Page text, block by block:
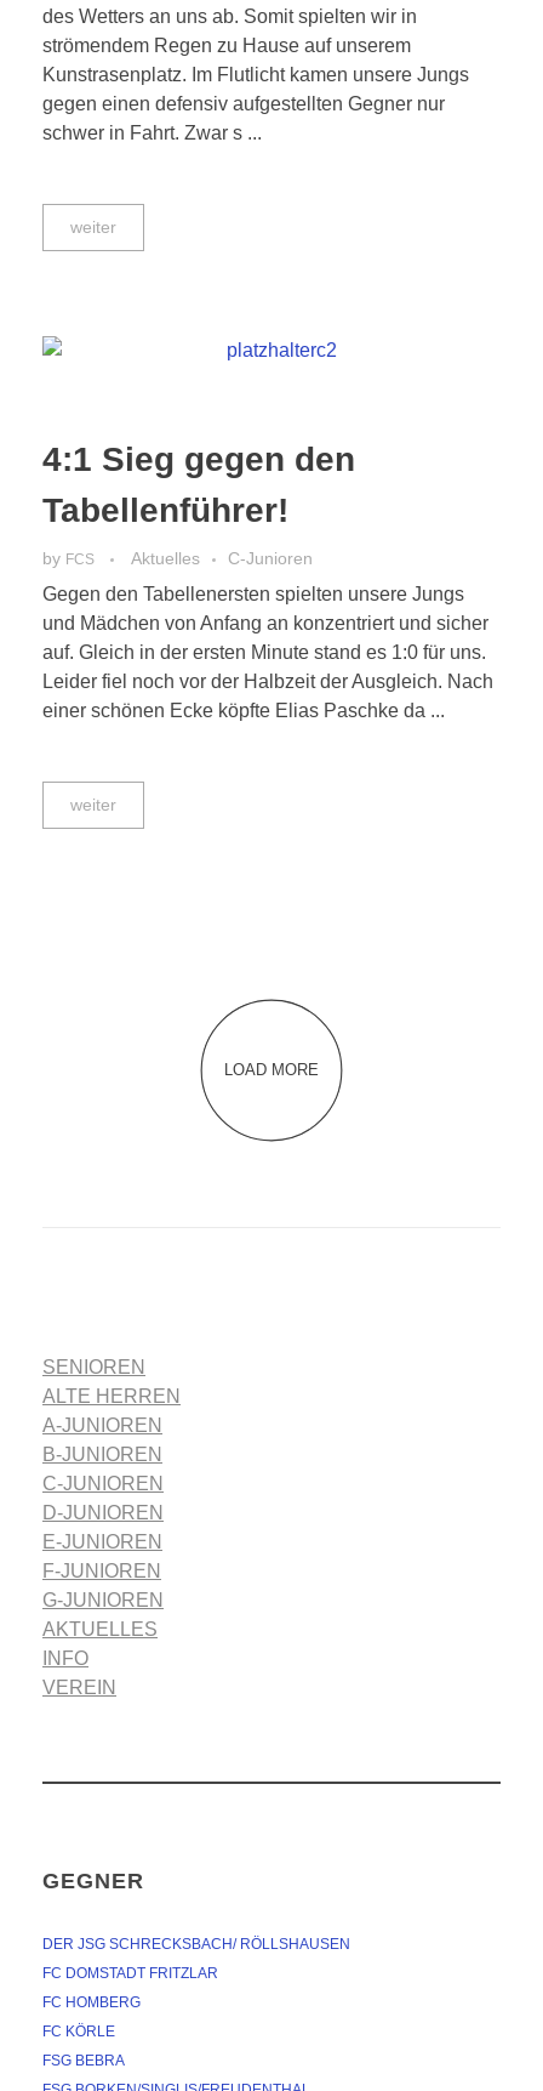
des Wetters an uns ab. Somit spielten wir in
strömendem Regen zu Hause auf unserem
Kunstrasenplatz. Im Flutlicht kamen unsere Jungs
gegen einen defensiv aufgestellten Gegner nur
schwer in Fahrt. Zwar s ...
weiter
4:1 Sieg gegen den
Tabellenführer!
by FCS Aktuelles C-Junioren
Gegen den Tabellenersten spielten unsere Jungs
und Mädchen von Anfang an konzentriert und sicher
auf. Gleich in der ersten Minute stand es 1:0 für uns.
Leider fiel noch vor der Halbzeit der Ausgleich. Nach
einer schönen Ecke köpfte Elias Paschke da ...
weiter
LOAD MORE
SENIOREN
ALTE HERREN
A-JUNIOREN
B-JUNIOREN
C-JUNIOREN
D-JUNIOREN
E-JUNIOREN
F-JUNIOREN
G-JUNIOREN
AKTUELLES
INFO
VEREIN
GEGNER
DER JSG SCHRECKSBACH/ RÖLLSHAUSEN
FC DOMSTADT FRITZLAR
FC HOMBERG
FC KÖRLE
FSG BEBRA